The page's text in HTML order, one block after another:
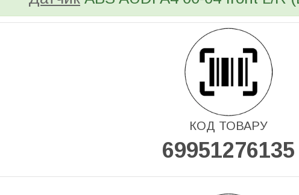
КОД ТОВАРУ
69951276135